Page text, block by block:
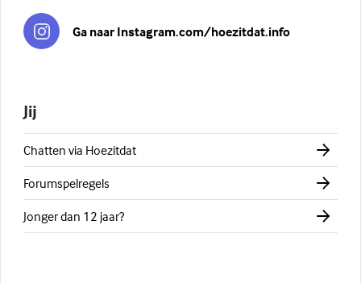
Ga naar Instagram.com/hoezitdat.info
Jij
Chatten via Hoezitdat
Forumspelregels
Jonger dan 12 jaar?